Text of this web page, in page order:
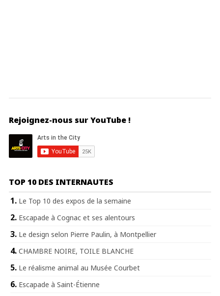
Rejoignez-nous sur YouTube !
TOP 10 DES INTERNAUTES
Le Top 10 des expos de la semaine
Escapade à Cognac et ses alentours
Le design selon Pierre Paulin, à Montpellier
CHAMBRE NOIRE, TOILE BLANCHE
Le réalisme animal au Musée Courbet
Escapade à Saint-Étienne